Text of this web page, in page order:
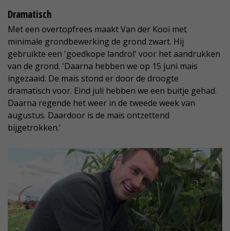
Dramatisch
Met een overtopfrees maakt Van der Kooi met
minimale grondbewerking de grond zwart. Hij
gebruikte een 'goedkope landrol' voor het aandrukken
van de grond. 'Daarna hebben we op 15 juni mais
ingezaaid. De mais stond er door de droogte
dramatisch voor. Eind juli hebben we een buitje gehad.
Daarna regende het weer in de tweede week van
augustus. Daardoor is de mais ontzettend
bijgetrokken.'